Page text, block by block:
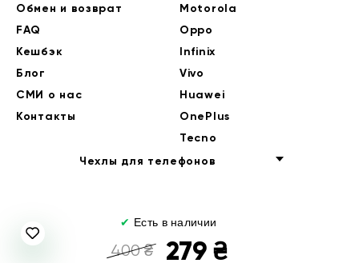
✔ Есть в наличии
400₴ 279 ₴
Обмен и возврат
FAQ
Кешбэк
Блог
СМИ о нас
Контакты
Motorola
Oppo
Infinix
Vivo
Huawei
OnePlus
Tecno
Чехлы для телефонов